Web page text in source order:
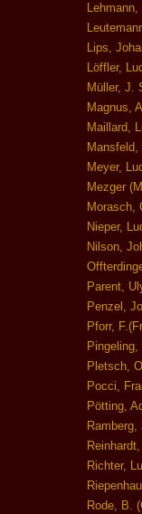
Lehmann,
Lips,
Löffler,
Müller, J.
Magnus,
Maillard,
Meyer,
Mezger
Morasch,
Nieper,
Nilson,
Parent,
Penzel,
Pforr,
Pletsch,
Pocci,
Pötting,
Richter,
Rode, B.